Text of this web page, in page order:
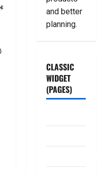
and better
planning.
CLASSIC
WIDGET
(PAGES)